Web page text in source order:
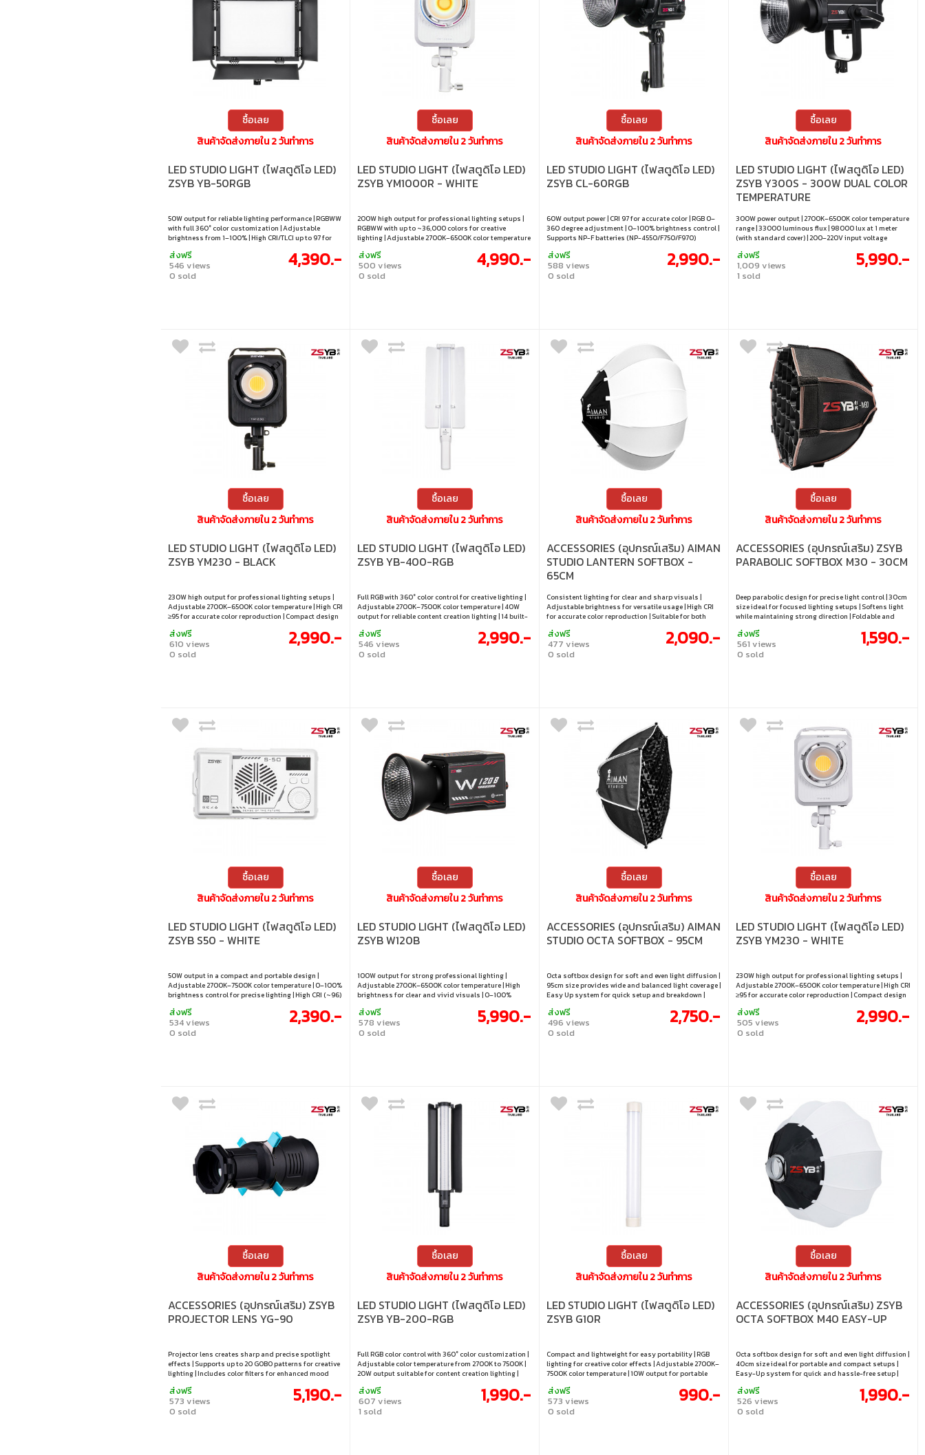
ซื้อเลย
สินค้าจัดส่งภายใน 2 วันทำการ
LED STUDIO LIGHT (ไฟสตูดิโอ LED)
ZSYB YB-50RGB
50W output for reliable lighting performance | RGBWW
with full 360° color customization | Adjustable
brightness from 1–100% | High CRI/TLCI up to 97 for
modes
ส่งฟรี
546 views
0 sold
4,390.-
ซื้อเลย
สินค้าจัดส่งภายใน 2 วันทำการ
LED STUDIO LIGHT (ไฟสตูดิโอ LED)
ZSYB YM1000R - WHITE
200W high output for professional lighting setups |
RGBWW with up to ~36,000 colors for creative
lighting | Adjustable 2700K–6500K color temperature
Supports Bowen mount for professional accessories
ส่งฟรี
500 views
0 sold
4,990.-
ซื้อเลย
สินค้าจัดส่งภายใน 2 วันทำการ
LED STUDIO LIGHT (ไฟสตูดิโอ LED)
ZSYB CL-60RGB
60W output power | CRI 97 for accurate color | RGB 0–
360 degree adjustment | 0–100% brightness control |
Supports NP-F batteries (NP-4550/F750/F970)
ส่งฟรี
588 views
0 sold
2,990.-
ซื้อเลย
สินค้าจัดส่งภายใน 2 วันทำการ
LED STUDIO LIGHT (ไฟสตูดิโอ LED)
ZSYB Y300S - 300W DUAL COLOR
TEMPERATURE
300W power output | 2700K–6500K color temperature
range | 33000 luminous flux | 98000 lux at 1 meter
(with standard cover) | 200–220V input voltage
ส่งฟรี
1,009 views
1 sold
5,990.-
ซื้อเลย
สินค้าจัดส่งภายใน 2 วันทำการ
LED STUDIO LIGHT (ไฟสตูดิโอ LED)
ZSYB YM230 - BLACK
230W high output for professional lighting setups |
Adjustable 2700K–6500K color temperature | High CRI
≥95 for accurate color reproduction | Compact design
creators, filmmakers, and live production
ส่งฟรี
610 views
0 sold
2,990.-
ซื้อเลย
สินค้าจัดส่งภายใน 2 วันทำการ
LED STUDIO LIGHT (ไฟสตูดิโอ LED)
ZSYB YB-400-RGB
Full RGB with 360° color control for creative lighting |
Adjustable 2700K–7500K color temperature | 40W
output for reliable content creation lighting | 14 built-
battery for portable and flexible use
ส่งฟรี
546 views
0 sold
2,990.-
ซื้อเลย
สินค้าจัดส่งภายใน 2 วันทำการ
ACCESSORIES (อุปกรณ์เสริม) AIMAN
STUDIO LANTERN SOFTBOX -
65CM
Consistent lighting for clear and sharp visuals |
Adjustable brightness for versatile usage | High CRI
for accurate color reproduction | Suitable for both
with easy and flexible operation
ส่งฟรี
477 views
0 sold
2,090.-
ซื้อเลย
สินค้าจัดส่งภายใน 2 วันทำการ
ACCESSORIES (อุปกรณ์เสริม) ZSYB
PARABOLIC SOFTBOX M30 - 30CM
Deep parabolic design for precise light control | 30cm
size ideal for focused lighting setups | Softens light
while maintaining strong direction | Foldable and
LED lights and studio flashes
ส่งฟรี
561 views
0 sold
1,590.-
ซื้อเลย
สินค้าจัดส่งภายใน 2 วันทำการ
LED STUDIO LIGHT (ไฟสตูดิโอ LED)
ZSYB S50 - WHITE
50W output in a compact and portable design |
Adjustable 2700K–7500K color temperature | 0–100%
brightness control for precise lighting | High CRI (~96)
effects for creative shooting
ส่งฟรี
534 views
0 sold
2,390.-
ซื้อเลย
สินค้าจัดส่งภายใน 2 วันทำการ
LED STUDIO LIGHT (ไฟสตูดิโอ LED)
ZSYB W120B
100W output for strong professional lighting |
Adjustable 2700K–6500K color temperature | High
brightness for clear and vivid visuals | 0–100%
studio and outdoor production use
ส่งฟรี
578 views
0 sold
5,990.-
ซื้อเลย
สินค้าจัดส่งภายใน 2 วันทำการ
ACCESSORIES (อุปกรณ์เสริม) AIMAN
STUDIO OCTA SOFTBOX - 95CM
Octa softbox design for soft and even light diffusion |
95cm size provides wide and balanced light coverage |
Easy Up system for quick setup and breakdown |
products | Durable structure for both studio and on-
location use
ส่งฟรี
496 views
0 sold
2,750.-
ซื้อเลย
สินค้าจัดส่งภายใน 2 วันทำการ
LED STUDIO LIGHT (ไฟสตูดิโอ LED)
ZSYB YM230 - WHITE
230W high output for professional lighting setups |
Adjustable 2700K–6500K color temperature | High CRI
≥95 for accurate color reproduction | Compact design
creators, filmmakers, and live production
ส่งฟรี
505 views
0 sold
2,990.-
ซื้อเลย
สินค้าจัดส่งภายใน 2 วันทำการ
ACCESSORIES (อุปกรณ์เสริม) ZSYB
PROJECTOR LENS YG-90
Projector lens creates sharp and precise spotlight
effects | Supports up to 20 GOBO patterns for creative
lighting | Includes color filters for enhanced mood
precise control | Compatible with Bowens mount
studio lights
ส่งฟรี
573 views
0 sold
5,190.-
ซื้อเลย
สินค้าจัดส่งภายใน 2 วันทำการ
LED STUDIO LIGHT (ไฟสตูดิโอ LED)
ZSYB YB-200-RGB
Full RGB color control with 360° color customization |
Adjustable color temperature from 2700K to 7500K |
20W output suitable for content creation lighting |
Multiple lighting modes and built-in effects
ส่งฟรี
607 views
1 sold
1,990.-
ซื้อเลย
สินค้าจัดส่งภายใน 2 วันทำการ
LED STUDIO LIGHT (ไฟสตูดิโอ LED)
ZSYB G10R
Compact and lightweight for easy portability | RGB
lighting for creative color effects | Adjustable 2700K–
7500K color temperature | 10W output for portable
compatibility
ส่งฟรี
573 views
0 sold
990.-
ซื้อเลย
สินค้าจัดส่งภายใน 2 วันทำการ
ACCESSORIES (อุปกรณ์เสริม) ZSYB
OCTA SOFTBOX M40 EASY-UP
Octa softbox design for soft and even light diffusion |
40cm size ideal for portable and compact setups |
Easy-Up system for quick and hassle-free setup |
Compatible with Mini Bowens mount lighting
ส่งฟรี
526 views
0 sold
1,990.-